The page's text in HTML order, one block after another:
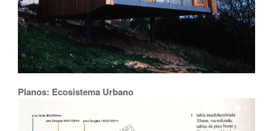
Planos: Ecosistema Urbano